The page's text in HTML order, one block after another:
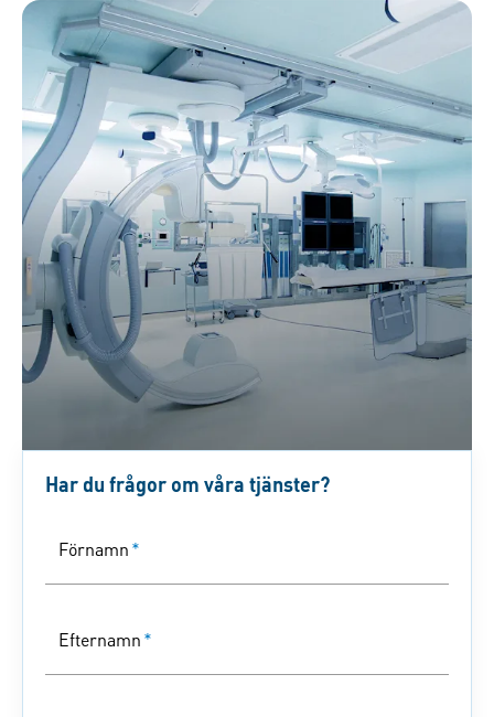
Har du frågor om våra tjänster?
Förnamn*
Efternamn*